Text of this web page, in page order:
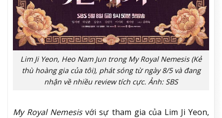
Lim Ji Yeon, Heo Nam Jun trong My Royal Nemesis (Kẻ
thù hoàng gia của tôi), phát sóng từ ngày 8/5 và đang
nhận về nhiều review tích cực. Ảnh: SBS
My Royal Nemesisvới sự tham gia của Lim Ji Yeon,